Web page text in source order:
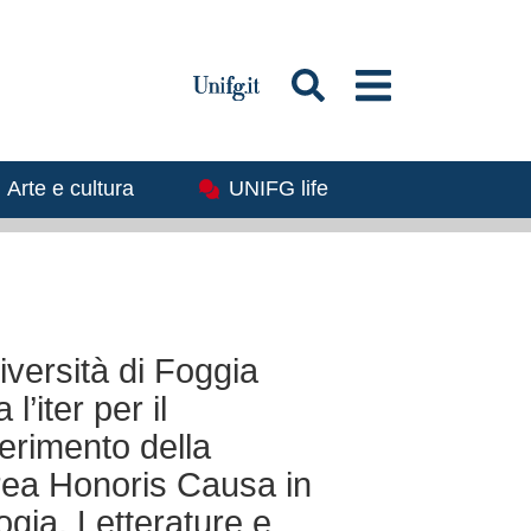
Arte e cultura UNIFG life
Immagine
di Foggia
l’iter per il
della
Honoris Causa in
Letterature e